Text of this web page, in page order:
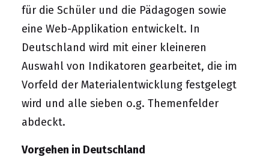
für die Schüler und die Pädagogen sowie
eine Web-Applikation entwickelt. In
Deutschland wird mit einer kleineren
Auswahl von Indikatoren gearbeitet, die im
Vorfeld der Materialentwicklung festgelegt
wird und alle sieben o.g. Themenfelder
abdeckt.
Vorgehen in Deutschland